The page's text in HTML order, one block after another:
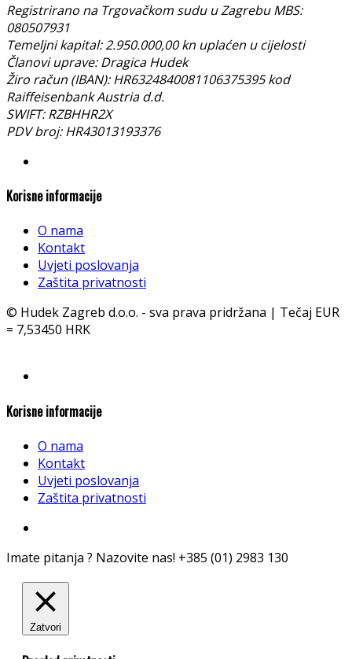
Registrirano na Trgovačkom sudu u Zagrebu MBS:
080507931
Temeljni kapital: 2.950.000,00 kn uplaćen u cijelosti
Članovi uprave: Dragica Hudek
Žiro račun (IBAN): HR6324840081106375395 kod
Raiffeisenbank Austria d.d.
SWIFT: RZBHHR2X
PDV broj: HR43013193376
Korisne informacije
O nama
Kontakt
Uvjeti poslovanja
Zaštita privatnosti
© Hudek Zagreb d.o.o. - sva prava pridržana | Tečaj EUR
= 7,53450 HRK
Korisne informacije
O nama
Kontakt
Uvjeti poslovanja
Zaštita privatnosti
Imate pitanja ? Nazovite nas! +385 (01) 2983 130
Zatvori